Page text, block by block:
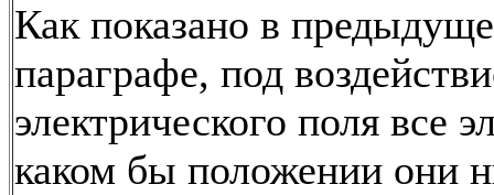
Как показано в
параграфе, под
электрического поля все
каком бы положении они